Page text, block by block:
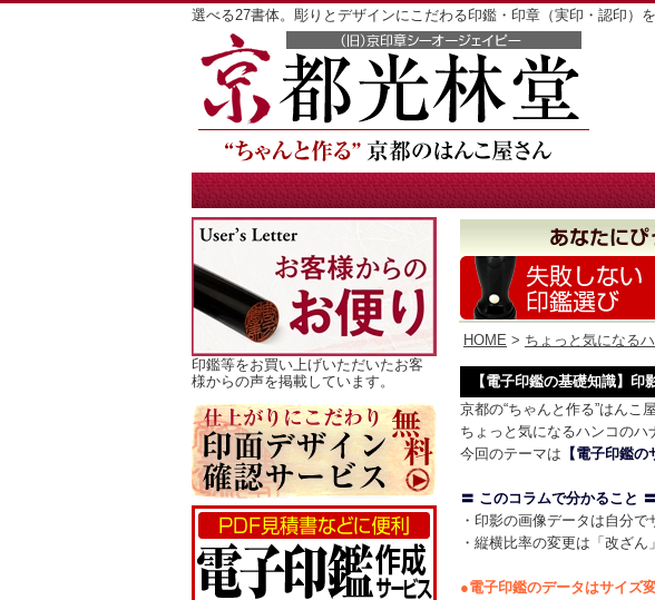
選べる27書体。彫りとデザインにこだわる印鑑・印章（実印・認印）を
印鑑等をお買い上げいただいたお客
様からの声を掲載しています。
HOME > ちょっと気になる
【電子印鑑の基礎知識】印
京都の“ちゃんと作る”はんこ
ちょっと気になるハンコのハ
今回のテーマは 【電子印鑑の
〓 このコラムで分かること 〓
・印影の画像データは自分
・縦横比率の変更は「改ざ
●電子印鑑のデータはサイズ